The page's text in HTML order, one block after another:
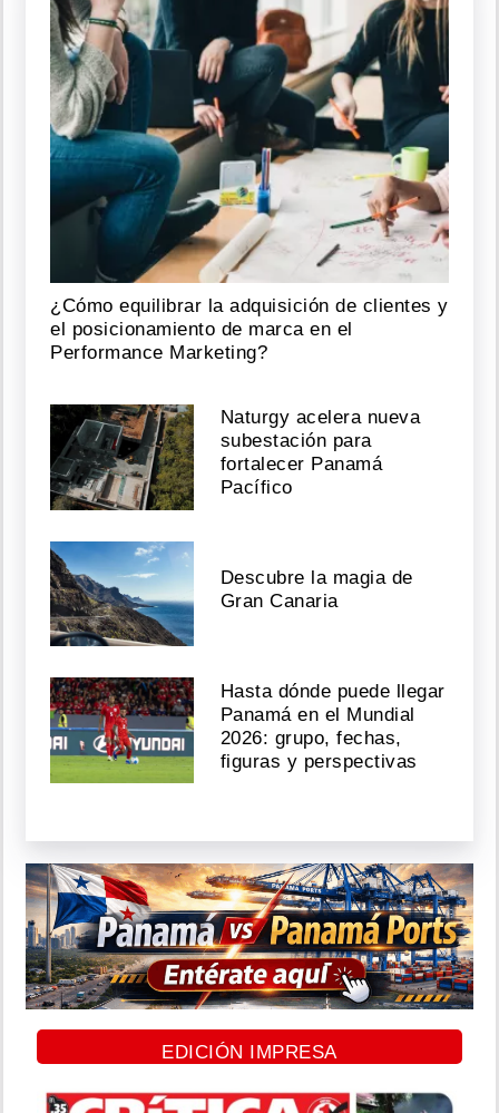
¿Cómo equilibrar la adquisición de clientes y
el posicionamiento de marca en el
Performance Marketing?
Naturgy acelera nueva
subestación para
fortalecer Panamá
Pacífico
Descubre la magia de
Gran Canaria
Hasta dónde puede llegar
Panamá en el Mundial
2026: grupo, fechas,
figuras y perspectivas
EDICIÓN IMPRESA